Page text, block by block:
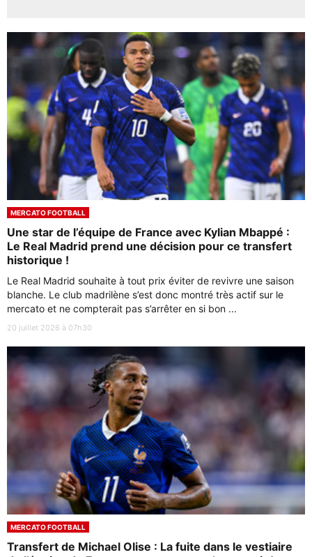
MERCATO FOOTBALL
Une star de l’équipe de France avec Kylian Mbappé :
Le Real Madrid prend une décision pour ce transfert
historique !
Le Real Madrid souhaite à tout prix éviter de revivre une saison
blanche. Le club madrilène s’est donc montré très actif sur le
mercato et ne compterait pas s’arrêter en si bon ...
20 juillet 2026 à 07h30
MERCATO FOOTBALL
Transfert de Michael Olise : La fuite dans le vestiaire